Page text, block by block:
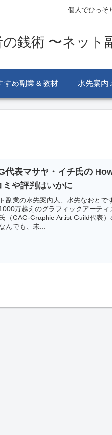
個人でひっそ
銭術 〜ネット
すめ副業＆教材 水先案内
代表マサヤ・イチ氏の
ミや評判はいかに
副業の水先案内人、水先なおとで
万越えのグラフィックアーティ
（GAG-Graphic Artist Guild代表
んでも、未...